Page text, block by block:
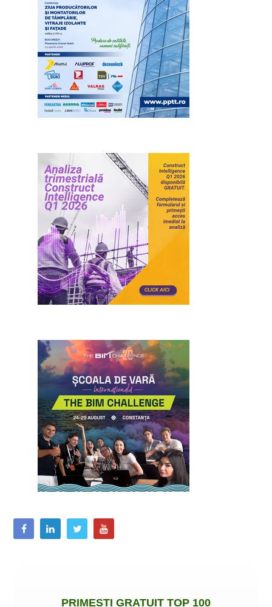
PRIMEȘTI GRATUIT TOP 100